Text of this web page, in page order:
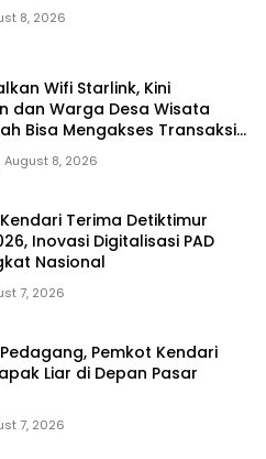
8, 2026
Wifi Starlink, Kini
dan Warga Desa Wisata
Bisa Mengakses Transaksi
August 8, 2026
Terima Detiktimur
Inovasi Digitalisasi PAD
Nasional
7, 2026
Pemkot Kendari
Liar di Depan Pasar
7, 2026